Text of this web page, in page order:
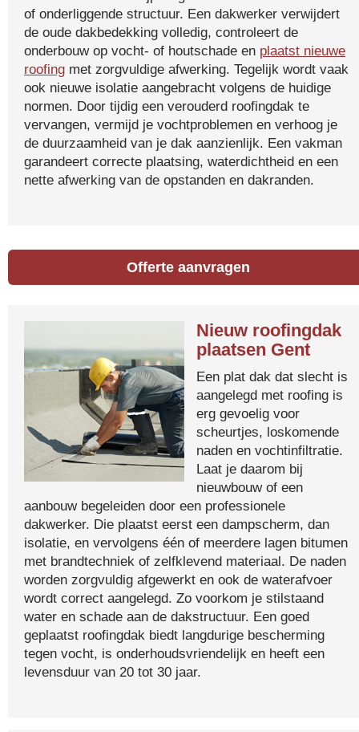
of onderliggende structuur. Een dakwerker verwijdert
de oude dakbedekking volledig, controleert de
onderbouw op vocht- of houtschade en plaatst nieuwe
roofing met zorgvuldige afwerking. Tegelijk wordt vaak
ook nieuwe isolatie aangebracht volgens de huidige
normen. Door tijdig een verouderd roofingdak te
vervangen, vermijd je vochtproblemen en verhoog je
de duurzaamheid van je dak aanzienlijk. Een vakman
garandeert correcte plaatsing, waterdichtheid en een
nette afwerking van de opstanden en dakranden.
Offerte aanvragen
Nieuw roofingdak
plaatsen Gent
Een plat dak dat slecht is
aangelegd met roofing is
erg gevoelig voor
scheurtjes, loskomende
naden en vochtinfiltratie.
Laat je daarom bij
nieuwbouw of een
aanbouw begeleiden door een professionele
dakwerker. Die plaatst eerst een dampscherm, dan
isolatie, en vervolgens één of meerdere lagen bitumen
met brandtechniek of zelfklevend materiaal. De naden
worden zorgvuldig afgewerkt en ook de waterafvoer
wordt correct aangelegd. Zo voorkom je stilstaand
water en schade aan de dakstructuur. Een goed
geplaatst roofingdak biedt langdurige bescherming
tegen vocht, is onderhoudsvriendelijk en heeft een
levensduur van 20 tot 30 jaar.